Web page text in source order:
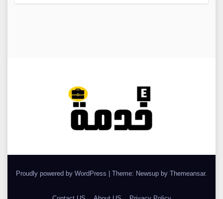
Proudly powered by WordPress | Theme: Newsup by Themeansar.